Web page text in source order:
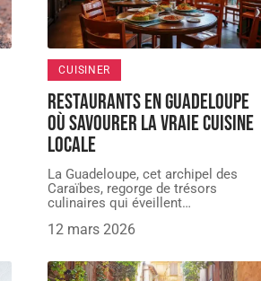
CUISINER
Restaurants en Guadeloupe
où savourer la vraie cuisine
locale
La Guadeloupe, cet archipel des
Caraïbes, regorge de trésors
culinaires qui éveillent…
12 mars 2026